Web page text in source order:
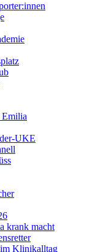
Emilia
UKE
krank macht
Klinikalltag